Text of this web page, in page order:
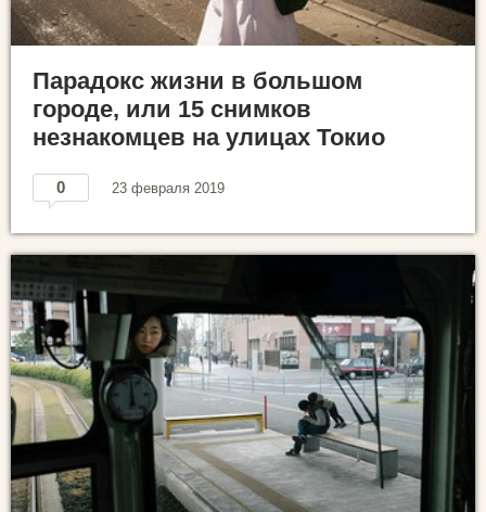
Парадокс жизни в большом
городе, или 15 снимков
незнакомцев на улицах Токио
0 23 февраля 2019